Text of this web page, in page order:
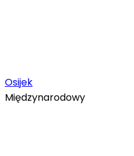
Osijek
Międzynarodowy